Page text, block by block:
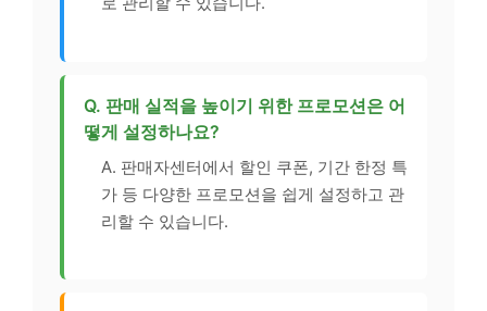
Q. 판매 실적을 높이기 위한 프로모션은 어
떻게 설정하나요?
A. 판매자센터에서 할인 쿠폰, 기간 한정 특
가 등 다양한 프로모션을 쉽게 설정하고 관
리할 수 있습니다.